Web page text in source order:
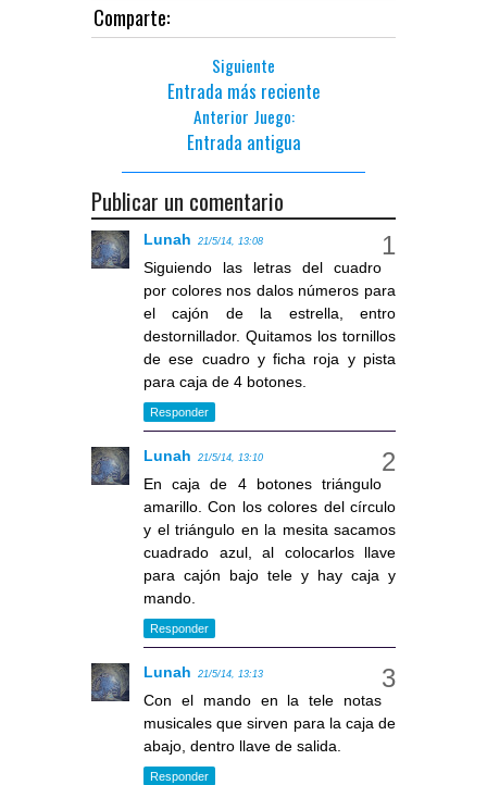
Comparte:
Siguiente
Entrada más reciente
Anterior Juego:
Entrada antigua
Publicar un comentario
Lunah 21/5/14, 13:08
Siguiendo las letras del cuadro
por colores nos dalos números para
el cajón de la estrella, entro
destornillador. Quitamos los tornillos
de ese cuadro y ficha roja y pista
para caja de 4 botones.
Responder
Lunah 21/5/14, 13:10
En caja de 4 botones triángulo
amarillo. Con los colores del círculo
y el triángulo en la mesita sacamos
cuadrado azul, al colocarlos llave
para cajón bajo tele y hay caja y
mando.
Responder
Lunah 21/5/14, 13:13
Con el mando en la tele notas
musicales que sirven para la caja de
abajo, dentro llave de salida.
Responder